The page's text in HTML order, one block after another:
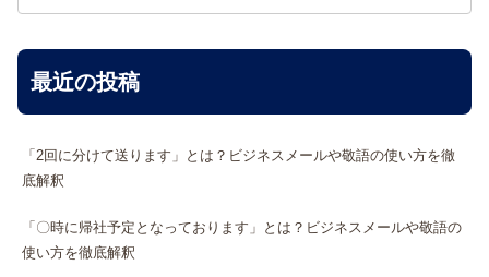
最近の投稿
「2回に分けて送ります」とは？ビジネスメールや敬語の使い方を徹
底解釈
「〇時に帰社予定となっております」とは？ビジネスメールや敬語の
使い方を徹底解釈